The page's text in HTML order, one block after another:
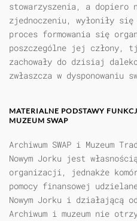
stowarzyszenia, a dopiero
zjednoczeniu, wyłoniły
proces formowania się
poszczególne jej człony,
zachowały do dzisiaj
zwłaszcza w dysponowaniu
MATERIALNE PODSTAWY
MUZEUM SWAP
Archiwum SWAP i Muzeum
Nowym Jorku jest
organizacji, jednakże
pomocy finansowej
Nowym Jorku i działającą
Archiwum i muzeum nie